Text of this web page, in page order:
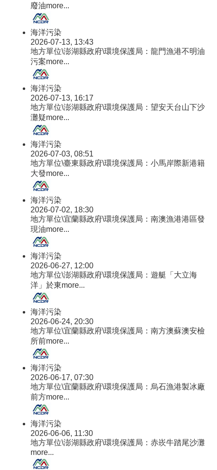
廢油more...
海洋污染
2026-07-13, 13:43
地方單位\澎湖縣政府\環境保護局：龍門漁港不明油
污案more...
海洋污染
2026-07-13, 16:17
地方單位\澎湖縣政府\環境保護局：望安天台山下沙
灘疑more...
海洋污染
2026-07-03, 08:51
地方單位\臺東縣政府\環境保護局：小馬岸際新港籍
大發more...
海洋污染
2026-07-02, 18:30
地方單位\宜蘭縣政府\環境保護局：南澳漁港港區發
現油more...
海洋污染
2026-06-27, 12:00
地方單位\澎湖縣政府\環境保護局：遊艇「大立海
洋」於東more...
海洋污染
2026-06-24, 20:30
地方單位\宜蘭縣政府\環境保護局：南方澳蘇澳安檢
所前more...
海洋污染
2026-06-17, 07:30
地方單位\宜蘭縣政府\環境保護局：烏石漁港製冰廠
前方more...
海洋污染
2026-06-06, 11:30
地方單位\澎湖縣政府\環境保護局：赤崁牛踏尾沙灘
more...